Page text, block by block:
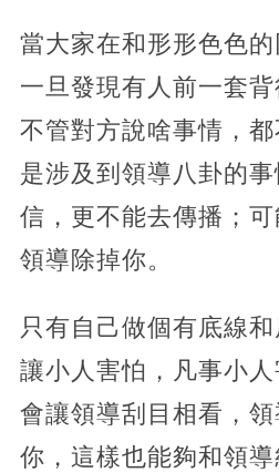
當大家在和形形色色的
一旦發現有人前一套背
不管對方說啥事情，
是涉及到領導八卦的
信，更不能去傳播；
領導除掉你。
只有自己做個有底線
讓小人害怕，凡事小
會讓領導刮目相看，
你，這樣也能夠和領導